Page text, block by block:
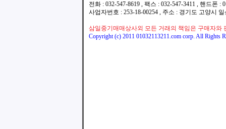
전화 : 032-547-8619 , 팩스 : 032-547-3411 , 핸드폰
사업자번호 : 253-18-00254 , 주소 : 경기도 고양시
삼일중기매매상사외 모든 거래의 책임은 구매자와
Copyright (c) 2011 01032113211.com corp. All Rights